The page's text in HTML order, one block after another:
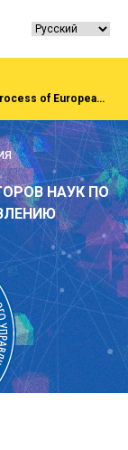
(English) Сonference «Institutionalization of the process of European integration of society, economy, administration»Rivne, National University of water and EnvironmentFirst All-Ukrainian Congress of doctors in public administration
НАУК ПО